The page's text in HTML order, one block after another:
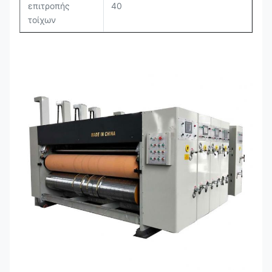
επιτροπής
τοίχων
40